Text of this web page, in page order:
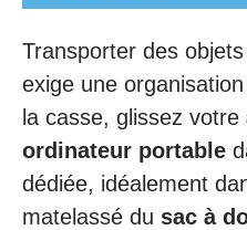
Transporter des
exige une
la casse, glissez votre
ordinateur portable
dédiée, idéalement
matelassé du sac à